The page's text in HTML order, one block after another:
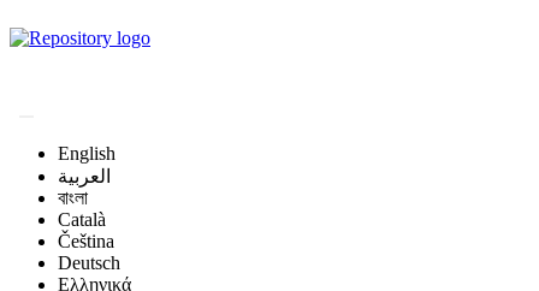
English
العربية
বাংলা
Català
Čeština
Deutsch
Ελληνικά